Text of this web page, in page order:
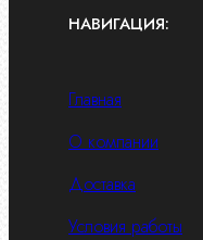
НАВИГАЦИЯ:
Главная
О компании
Доставка
Условия работы